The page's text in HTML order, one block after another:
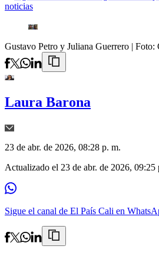
noticias
Gustavo Petro y Juliana Guerrero | Foto:
Laura Barona
23 de abr. de 2026, 08:28 p. m.
Actualizado el 23 de abr. de 2026, 09:25
Sigue el canal de El País Cali en